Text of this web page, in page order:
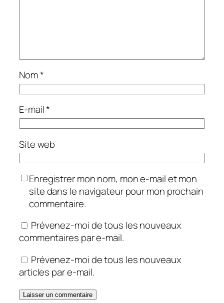
Nom*
E-mail*
Site web
Enregistrer mon nom, mon e-mail et mon
site dans le navigateur pour mon prochain
commentaire.
Prévenez-moi de tous les nouveaux
commentaires par e-mail.
Prévenez-moi de tous les nouveaux
articles par e-mail.